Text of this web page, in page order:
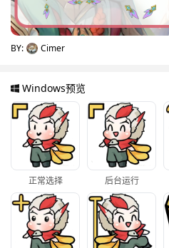
BY: Cimer
Windows预览
正常选择 后台运行